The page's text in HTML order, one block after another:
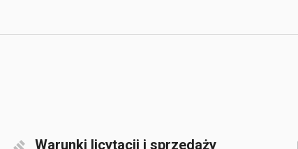
Warunki licytacji i sprzedaży